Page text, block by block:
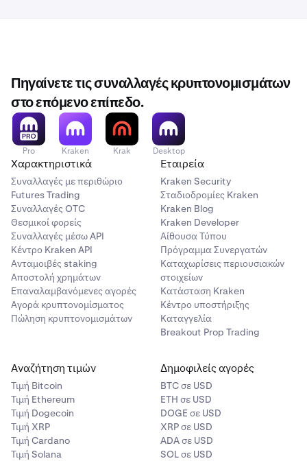
Πηγαίνετε τις συναλλαγές κρυπτονομισμάτων
στο επόμενο επίπεδο.
Pro Kraken Krak Desktop
Χαρακτηριστικά
Συναλλαγές με περιθώριο
Futures Trading
Συναλλαγές OTC
Θεσμικοί φορείς
Συναλλαγές μέσω API
Κέντρο Kraken API
Ανταμοιβές staking
Αποστολή χρημάτων
Επαναλαμβανόμενες αγορές
Αγορά κρυπτονομίσματος
Πώληση κρυπτονομισμάτων
Εταιρεία
Kraken Security
Σταδιοδρομίες Kraken
Kraken Blog
Kraken Developer
Αίθουσα Τύπου
Πρόγραμμα Συνεργατών
Καταχωρίσεις περιουσιακών
στοιχείων
Κατάσταση Kraken
Κέντρο υποστήριξης
Καταγγελία
Breakout Prop Trading
Αναζήτηση τιμών
Τιμή Βitcoin
Τιμή Ethereum
Τιμή Dogecoin
Τιμή XRP
Τιμή Cardano
Τιμή Solana
Δημοφιλείς αγορές
BTC σε USD
ETH σε USD
DOGE σε USD
XRP σε USD
ADA σε USD
SOL σε USD